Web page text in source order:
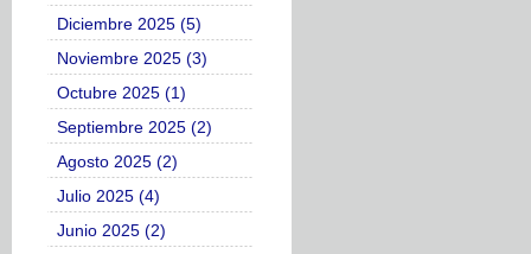
Diciembre 2025 (5)
Noviembre 2025 (3)
Octubre 2025 (1)
Septiembre 2025 (2)
Agosto 2025 (2)
Julio 2025 (4)
Junio 2025 (2)